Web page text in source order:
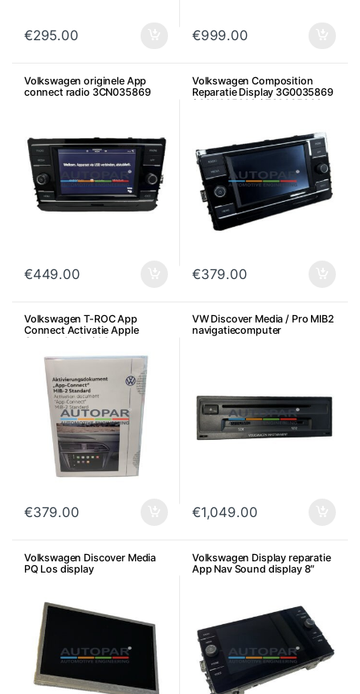
€295.00 €999.00
Volkswagen originele App
connect radio 3CN035869
€449.00
Volkswagen Composition
Reparatie Display 3G0035869
/ 3CN035869 / 7C0035869
€379.00
Volkswagen T-ROC App
Connect Activatie Apple
Carplay Android Auto
€379.00
VW Discover Media / Pro MIB2
navigatiecomputer
€1,049.00
Volkswagen Discover Media
PQ Los display
Volkswagen Display reparatie
App Nav Sound display 8″